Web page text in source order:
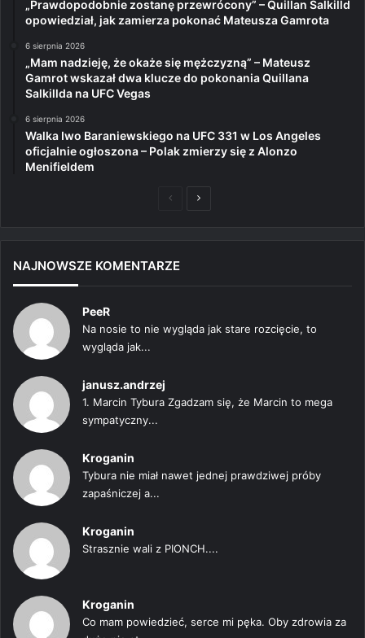
„Prawdopodobnie zostanę przewrócony” – Quillan Salkilld
opowiedział, jak zamierza pokonać Mateusza Gamrota
6 sierpnia 2026
„Mam nadzieję, że okaże się mężczyzną” – Mateusz
Gamrot wskazał dwa klucze do pokonania Quillana
Salkillda na UFC Vegas
6 sierpnia 2026
Walka Iwo Baraniewskiego na UFC 331 w Los Angeles
oficjalnie ogłoszona – Polak zmierzy się z Alonzo
Menifieldem
PoprzedniaNastępna
NAJNOWSZE KOMENTARZE
PeeR
Na nosie to nie wygląda jak stare rozcięcie, to
wygląda jak...
janusz.andrzej
1. Marcin Tybura Zgadzam się, że Marcin to mega
sympatyczny...
Kroganin
Tybura nie miał nawet jednej prawdziwej próby
zapaśniczej a...
Kroganin
Strasznie wali z PIONCH....
Kroganin
Co mam powiedzieć, serce mi pęka. Oby zdrowia za